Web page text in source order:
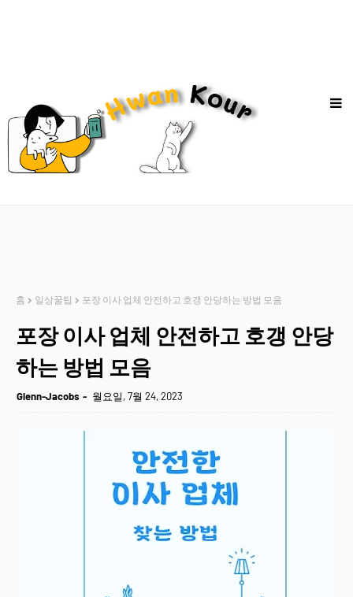
홈 일상꿀팁 포장 이사 업체 안전하고 호갱 안당하는 방법 모음
포장 이사 업체 안전하고 호갱 안당
하는 방법 모음
Glenn-Jacobs 월요일, 7월 24, 2023